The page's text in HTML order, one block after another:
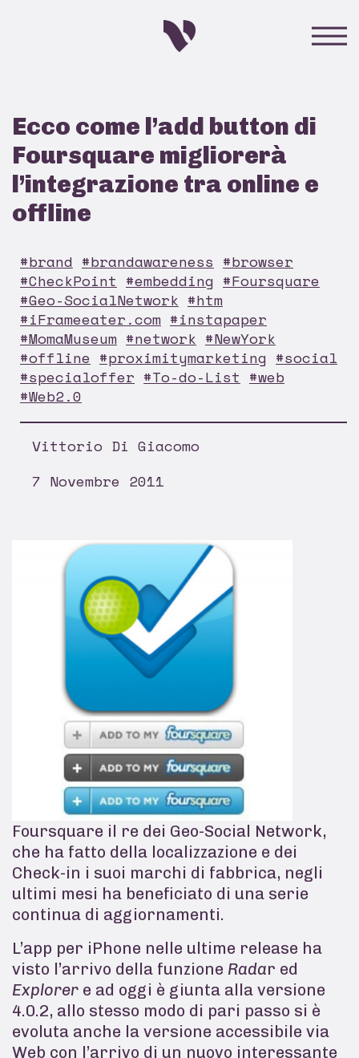
Ecco come l’add button di
Foursquare migliorerà
l’integrazione tra online e
offline
#brand #brandawareness #browser
#CheckPoint #embedding #Foursquare
#Geo-SocialNetwork #htm
#iFrameeater.com #instapaper
#MomaMuseum #network #NewYork
#offline #proximitymarketing #social
#specialoffer #To-do-List #web
#Web2.0
Vittorio Di Giacomo
7 Novembre 2011
Foursquare il re dei Geo-Social Network,
che ha fatto della localizzazione e dei
Check-in i suoi marchi di fabbrica, negli
ultimi mesi ha beneficiato di una serie
continua di aggiornamenti.
L’app per iPhone nelle ultime release ha
visto l’arrivo della funzione Radar ed
Explorer e ad oggi è giunta alla versione
4.0.2, allo stesso modo di pari passo si è
evoluta anche la versione accessibile via
Web con l’arrivo di un nuovo interessante